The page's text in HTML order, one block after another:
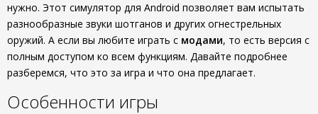
нужно. Этот симулятор для Android позволяет вам испытать
разнообразные звуки шотганов и других огнестрельных
оружий. А если вы любите играть с модами, то есть версия с
полным доступом ко всем функциям. Давайте подробнее
разберемся, что это за игра и что она предлагает.
Особенности игры